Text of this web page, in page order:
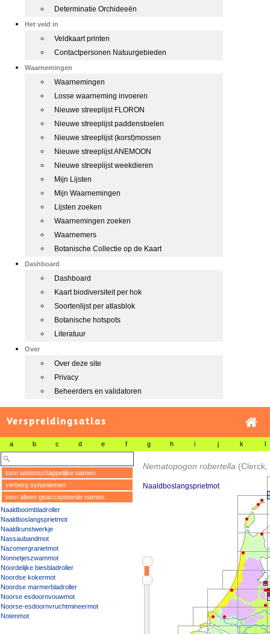
Determinatie Orchideeën
Het veld in
Veldkaart printen
Contactpersonen Natuurgebieden
Waarnemingen
Waarnemingen
Losse waarneming invoeren
Nieuwe streeplijst FLORON
Nieuwe streeplijst paddenstoelen
Nieuwe streeplijst (korst)mossen
Nieuwe streeplijst ANEMOON
Nieuwe streeplijst weekdieren
Mijn Lijsten
Mijn Waarnemingen
Lijsten zoeken
Waarnemingen zoeken
Waarnemers
Botanische Collectie op de Kaart
Dashboard
Dashboard
Kaart biodiversiteit per hok
Soortenlijst per atlasblok
Botanische hotspots
Literatuur
Over
Over deze site
Privacy
Beheerders en validatoren
Verspreidingsatlas
a b c d e f g h i j k l
toon wetenschappelijke namen
verberg synoniemen
toon alleen geaccepteerde namen
Naaldboombladroller
Naaldboslangsprietmot
Naaldkunstwerkje
Nassaubandmot
Nazomergranietmot
Nonnetjeszwammot
Noordelijke biesbladroller
Noordse kokermot
Noordse marmerbladroller
Noorse esdoornvouwmot
Noorse-esdoornvruchtmineermot
Notenmot
Nematopogon robertella
Naaldboslangsprietmot